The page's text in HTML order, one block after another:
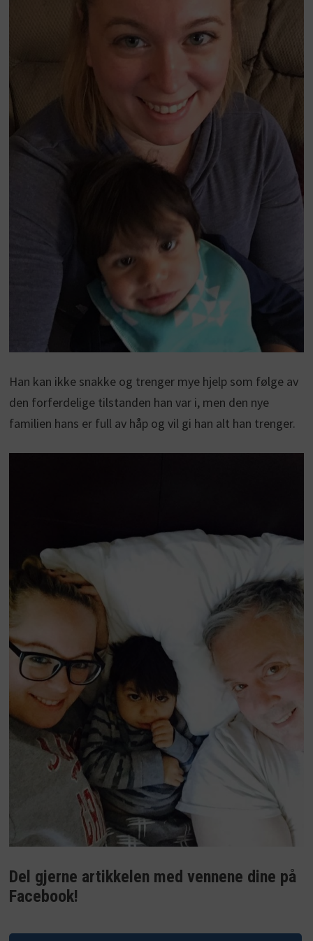
Han kan ikke snakke og trenger mye hjelp som følge av
den forferdelige tilstanden han var i, men den nye
familien hans er full av håp og vil gi han alt han trenger.
Del gjerne artikkelen med vennene dine på
Facebook!